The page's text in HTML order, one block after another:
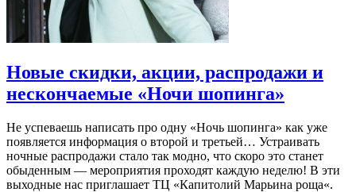
Новые скидки, акции, распродажи и
нескончаемые «Ночи шопинга»
Не успеваешь написать про одну «Ночь шопинга» как уже
появляется информация о второй и третьей… Устраивать
ночные распродажи стало так модно, что скоро это станет
обыденным — мероприятия проходят каждую неделю! В эти
выходные нас приглашает ТЦ «Капитолий Марьина роща«.